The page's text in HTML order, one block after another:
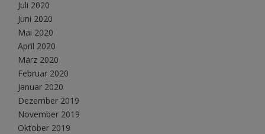
Juli 2020
Juni 2020
Mai 2020
April 2020
März 2020
Februar 2020
Januar 2020
Dezember 2019
November 2019
Oktober 2019